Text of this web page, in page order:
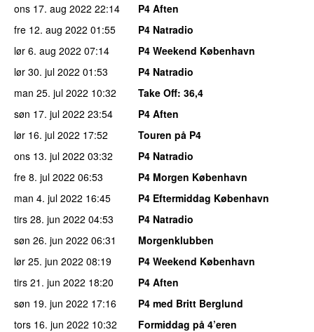
ons 17. aug 2022 22:14
P4 Aften
fre 12. aug 2022 01:55
P4 Natradio
lør 6. aug 2022 07:14
P4 Weekend København
lør 30. jul 2022 01:53
P4 Natradio
man 25. jul 2022 10:32 Take Off: 36,4
søn 17. jul 2022 23:54
P4 Aften
lør 16. jul 2022 17:52
Touren på P4
ons 13. jul 2022 03:32
P4 Natradio
fre 8. jul 2022 06:53
P4 Morgen København
man 4. jul 2022 16:45
P4 Eftermiddag København
tirs 28. jun 2022 04:53
P4 Natradio
søn 26. jun 2022 06:31
Morgenklubben
lør 25. jun 2022 08:19
P4 Weekend København
tirs 21. jun 2022 18:20
P4 Aften
søn 19. jun 2022 17:16
P4 med Britt Berglund
tors 16. jun 2022 10:32
Formiddag på 4’eren